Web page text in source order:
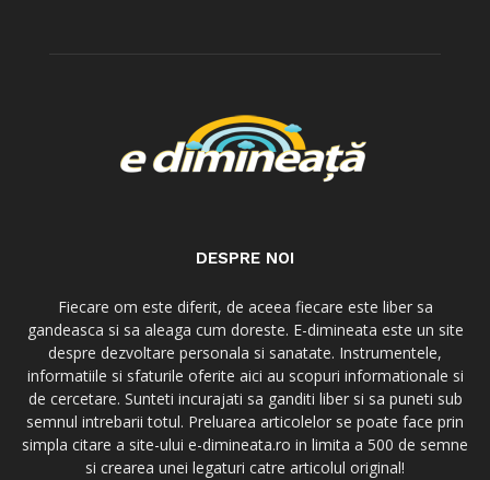
DESPRE NOI
Fiecare om este diferit, de aceea fiecare este liber sa
gandeasca si sa aleaga cum doreste. E-dimineata este un site
despre dezvoltare personala si sanatate. Instrumentele,
informatiile si sfaturile oferite aici au scopuri informationale si
de cercetare. Sunteti incurajati sa ganditi liber si sa puneti sub
semnul intrebarii totul. Preluarea articolelor se poate face prin
simpla citare a site-ului e-dimineata.ro in limita a 500 de semne
si crearea unei legaturi catre articolul original!